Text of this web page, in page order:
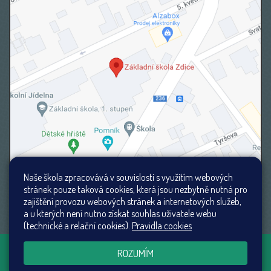
Všechna práva vyhrazena. Copyright ©
2026Mapa stránek|Přístupnost stránek|
Naše škola zpracovává v souvislosti s využitím webových
stránek pouze taková cookies, která jsou nezbytně nutná pro
zajištění provozu webových stránek a internetových služeb,
a u kterých není nutno získat souhlas uživatele webu
(technické a relační cookies). Pravidla cookies
ROZUMÍM